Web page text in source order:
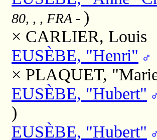
80, , , FRA - )
× CARLIER, Louis
EUSÈBE, "Henri"
× PLAQUET,
EUSÈBE, "Hubert"
)
EUSÈBE, "Hubert"